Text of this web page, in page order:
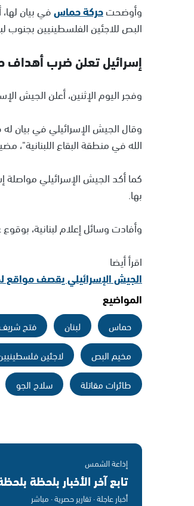
وأوضحتحركة حماسفي بيان
البص للاجئين الفلسطينيين بجنوب
إسرائيل تعلن ضرب أهداف
وفجر اليوم الإثنين، أعلن الجيش
وقال الجيش الإسرائيلي في بيان
الله في منطقة البقاع
كما أكد الجيش الإسرائيلي مواصلة
بها.
وأفادت وسائل إعلام لبنانية،
اقرأ أيضا
الجيش الإسرائيلي يقصف مواقع
المواضيع
حماس لبنان فتح شريف
مخيم البص
لاجئين
طائرات مقاتلة
سلاح الجو
إذاعة الشمس
تابع آخر الأخبار بلحظة
أخبار عاجلة · تقارير حصرية · مباشر